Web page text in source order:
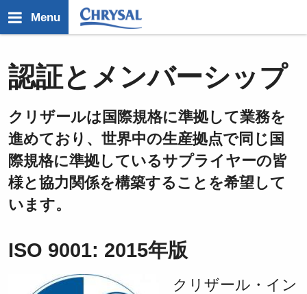
イ
ン
テ
ツ
に
移
動
Menu
認証とメンバーシップ
クリザールは国際規格に準拠して業務を
進めており、世界中の生産拠点で同じ国
際規格に準拠しているサプライヤーの皆
様と協力関係を構築することを希望して
います。
ISO 9001: 2015年版
クリザール・イン